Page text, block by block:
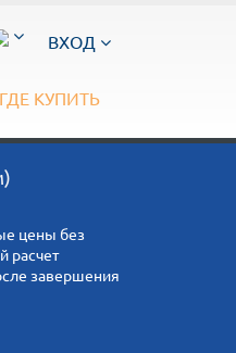
ВХОД
ГДЕ КУПИТЬ
цены без
расчет
завершения